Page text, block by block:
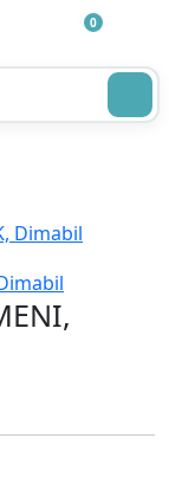
0
Dimabil